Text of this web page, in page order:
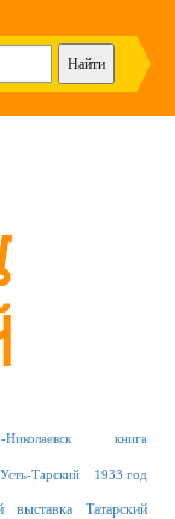
Николаевск книга
Усть-Тарский 1933 год
выставка Татарский